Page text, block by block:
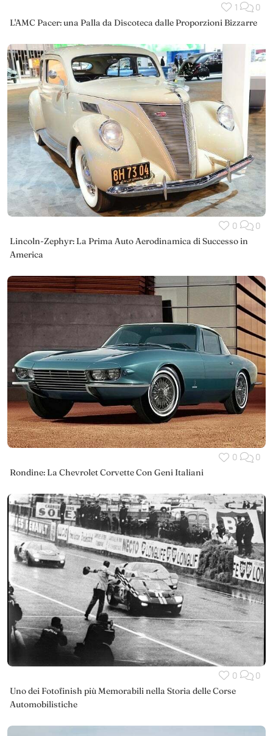
1 0
L'AMC Pacer: una Palla da Discoteca dalle Proporzioni Bizzarre
0 0
Lincoln-Zephyr: La Prima Auto Aerodinamica di Successo in
America
0 0
Rondine: La Chevrolet Corvette Con Geni Italiani
0 0
Uno dei Fotofinish più Memorabili nella Storia delle Corse
Automobilistiche